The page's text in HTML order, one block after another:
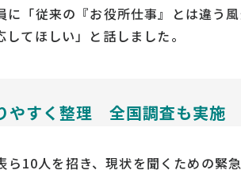
「従来の『お役所仕事』とは違う
てほしい」と話しました。
やすく整理 全国調査も実施
10人を招き、現状を聞くための緊